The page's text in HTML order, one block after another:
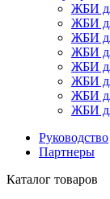
ЖБИ
ЖБИ
ЖБИ
ЖБИ
ЖБИ
ЖБИ
ЖБИ
ЖБИ
Руководство
Партнеры
Каталог товаров